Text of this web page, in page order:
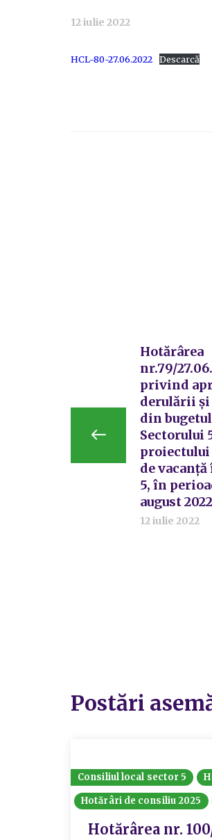
12 iulie 2022
HCL-80-27.06.2022 Descarcă
Hotărârea
nr.79/
privind
derulării
din
Sectorului
de
5, în
august
12 iulie 2022
Postări
Consiliul local sector 5
Hotărâri de consiliu 2025
Hotărârea nr.